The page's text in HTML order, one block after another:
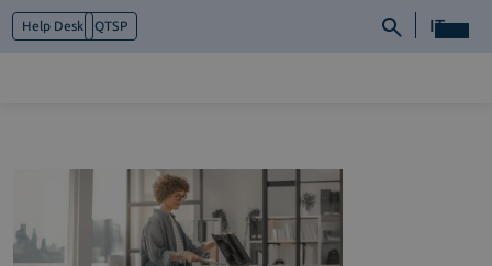
Help Desk QTSP IT
Cosa facciamo
Piattaforme
Industry